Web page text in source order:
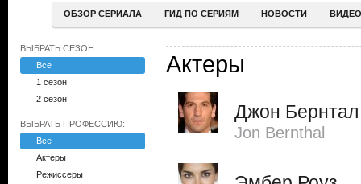
ОБЗОР СЕРИАЛА ГИД ПО СЕРИЯМ НОВОСТИ ВИДЕО
ВЫБРАТЬ СЕЗОН:
Все
1 сезон
2 сезон
ВЫБРАТЬ ПРОФЕССИЮ:
Все
Актеры
Режиссеры
Актеры
Джон Бернтал
Jon Bernthal